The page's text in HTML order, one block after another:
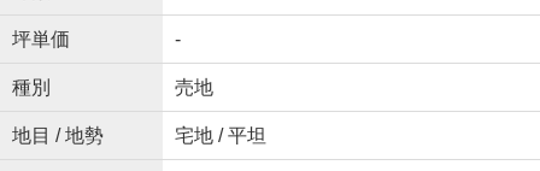
坪単価 -
種別 売地
地目 / 地勢 宅地 / 平坦